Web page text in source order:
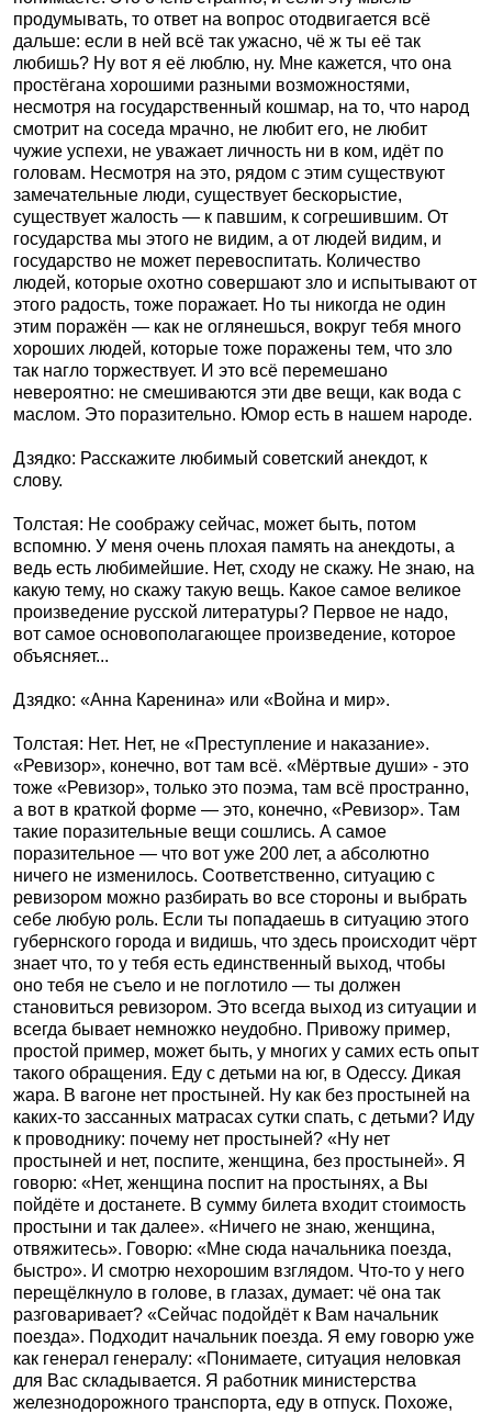
продумывать, то ответ на вопрос отодвигается всё
дальше: если в ней всё так ужасно, чё ж ты её так
любишь? Ну вот я её люблю, ну. Мне кажется, что она
простёгана хорошими разными возможностями,
несмотря на государственный кошмар, на то, что народ
смотрит на соседа мрачно, не любит его, не любит
чужие успехи, не уважает личность ни в ком, идёт по
головам. Несмотря на это, рядом с этим существуют
замечательные люди, существует бескорыстие,
существует жалость — к павшим, к согрешившим. От
государства мы этого не видим, а от людей видим, и
государство не может перевоспитать. Количество
людей, которые охотно совершают зло и испытывают от
этого радость, тоже поражает. Но ты никогда не один
этим поражён — как не оглянешься, вокруг тебя много
хороших людей, которые тоже поражены тем, что зло
так нагло торжествует. И это всё перемешано
невероятно: не смешиваются эти две вещи, как вода с
маслом. Это поразительно. Юмор есть в нашем народе.
Дзядко: Расскажите любимый советский анекдот, к
слову.
Толстая: Не соображу сейчас, может быть, потом
вспомню. У меня очень плохая память на анекдоты, а
ведь есть любимейшие. Нет, сходу не скажу. Не знаю, на
какую тему, но скажу такую вещь. Какое самое великое
произведение русской литературы? Первое не надо,
вот самое основополагающее произведение, которое
объясняет...
Дзядко: «Анна Каренина» или «Война и мир».
Толстая: Нет. Нет, не «Преступление и наказание».
«Ревизор», конечно, вот там всё. «Мёртвые души» - это
тоже «Ревизор», только это поэма, там всё пространно,
а вот в краткой форме — это, конечно, «Ревизор». Там
такие поразительные вещи сошлись. А самое
поразительное — что вот уже 200 лет, а абсолютно
ничего не изменилось. Соответственно, ситуацию с
ревизором можно разбирать во все стороны и выбрать
себе любую роль. Если ты попадаешь в ситуацию этого
губернского города и видишь, что здесь происходит чёрт
знает что, то у тебя есть единственный выход, чтобы
оно тебя не съело и не поглотило — ты должен
становиться ревизором. Это всегда выход из ситуации и
всегда бывает немножко неудобно. Привожу пример,
простой пример, может быть, у многих у самих есть опыт
такого обращения. Еду с детьми на юг, в Одессу. Дикая
жара. В вагоне нет простыней. Ну как без простыней на
каких-то зассанных матрасах сутки спать, с детьми? Иду
к проводнику: почему нет простыней? «Ну нет
простыней и нет, поспите, женщина, без простыней». Я
говорю: «Нет, женщина поспит на простынях, а Вы
пойдёте и достанете. В сумму билета входит стоимость
простыни и так далее». «Ничего не знаю, женщина,
отвяжитесь». Говорю: «Мне сюда начальника поезда,
быстро». И смотрю нехорошим взглядом. Что-то у него
перещёлкнуло в голове, в глазах, думает: чё она так
разговаривает? «Сейчас подойдёт к Вам начальник
поезда». Подходит начальник поезда. Я ему говорю уже
как генерал генералу: «Понимаете, ситуация неловкая
для Вас складывается. Я работник министерства
железнодорожного транспорта, еду в отпуск. Похоже,